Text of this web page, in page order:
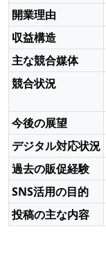
開業理由
収益構造
主な競合媒体
競合状況
今後の展望
デジタル対応状況
過去の販促経験
SNS活用の目的
投稿の主な内容